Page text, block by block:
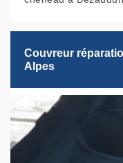
Couvreur
Alpes